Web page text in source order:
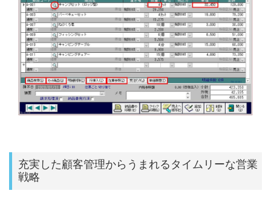
充実した顧客管理からうまれるタイムリーな営業
戦略